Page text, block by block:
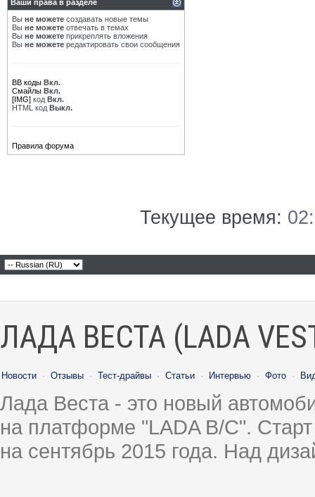
Ваши права в разделе
Вы не можете создавать новые темы
Вы не можете отвечать в темах
Вы не можете прикреплять вложения
Вы не можете редактировать свои сообщения
BB коды Вкл.
Смайлы Вкл.
[IMG] код Вкл.
HTML код Выкл.
Правила форума
Текущее время:
ЛАДА ВЕСТА (LADA
Новости · Отзывы · Тест-драйвы · Статьи · Интервью · Фото ·
Лада Веста - это новый
на платформе "LADA B/C".
на сентябрь 2015 года. Над